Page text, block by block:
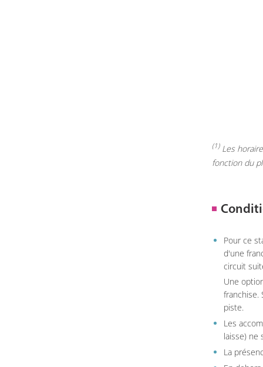
(1)Les
fonction du
Pour ce
d'une
circuit
Une
franchise.
piste.
Les
laisse) ne
La